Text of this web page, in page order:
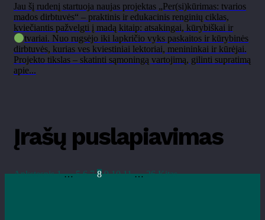
Jau šį rudenį startuoja naujas projektas „Per(si)kūrimas: tvarios
mados dirbtuvės“ – praktinis ir edukacinis renginių ciklas,
kviečiantis pažvelgti į madą kitaip: atsakingai, kūrybiškai ir
tvariai. Nuo rugsėjo iki lapkričio vyks paskaitos ir kūrybinės
dirbtuvės, kurias ves kviestiniai lektoriai, menininkai ir kūrėjai.
Projekto tikslas – skatinti sąmoningą vartojimą, gilinti supratimą
apie...
Įrašų puslapiavimas
Ankstesnis 1 … 5 6 7 8 9 10 11 … 26 Kitas